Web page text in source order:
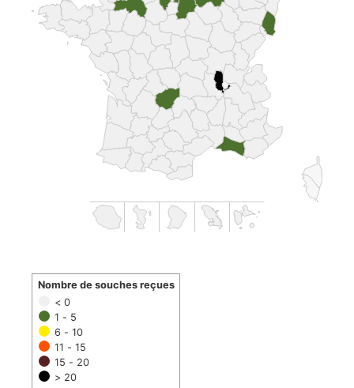
< 0
1 - 5
6 - 10
11 - 15
15 - 20
> 20
Nombre de souches reçues